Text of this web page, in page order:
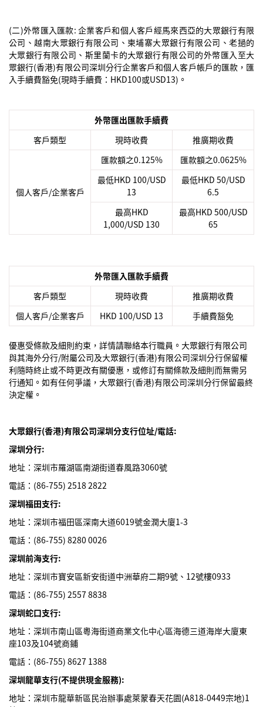
(二)外幣匯入匯款: 企業客戶和個人客戶經馬來西亞的大眾銀行有限
公司、越南大眾銀行有限公司、柬埔寨大眾銀行有限公司、老撾的
大眾銀行有限公司、斯里蘭卡的大眾銀行有限公司的外幣匯入至大
眾銀行(香港)有限公司深圳分行企業客戶和個人客戶帳戶的匯款，匯
入手續費豁免(現時手續費：HKD100或USD13)。
外幣匯出匯款手續費
客戶類型
現時收費 推廣期收費
個人客戶/企業客戶
匯款額之0.125%
匯款額之0.0625%
最低HKD 100/USD
13
最低HKD 50/USD
6.5
最高HKD
1,000/USD 130
最高HKD 500/USD
65
外幣匯入匯款手續費
客戶類型
現時收費
推廣期收費
個人客戶/企業客戶
HKD 100/USD 13 手續費豁免
優惠受條款及細則約束，詳情請聯絡本行職員。大眾銀行有限公司
與其海外分行/附屬公司及大眾銀行(香港)有限公司深圳分行保留權
利隨時終止或不時更改有關優惠，或修訂有關條款及細則而無需另
行通知。如有任何爭議，大眾銀行(香港)有限公司深圳分行保留最終
決定權。
大眾銀行(香港)有限公司深圳分支行位址/電話:
深圳分行:
地址：深圳市羅湖區南湖街道春風路3060號
電話：(86-755) 2518 2822
深圳福田支行:
地址：深圳市福田區深南大道6019號金潤大廈1-3
電話：(86-755) 8280 0026
深圳前海支行:
地址：深圳市寶安區新安街道中洲華府二期9號、12號樓0933
電話：(86-755) 2557 8838
深圳蛇口支行:
地址：深圳市南山區粵海街道商業文化中心區海德三道海岸大廈東
座103及104號商鋪
電話：(86-755) 8627 1388
深圳龍華支行(不提供現金服務):
地址：深圳市龍華新區民治辦事處萊蒙春天花園(A818-0449宗地)1